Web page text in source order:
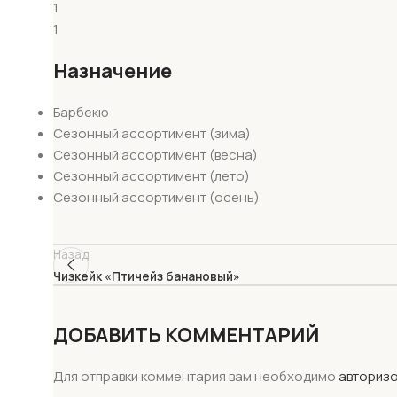
1
1
Назначение
Барбекю
Сезонный ассортимент (зима)
Сезонный ассортимент (весна)
Сезонный ассортимент (лето)
Сезонный ассортимент (осень)
Назад
Чизкейк «Птичейз банановый»
ДОБАВИТЬ КОММЕНТАРИЙ
Для отправки комментария вам необходимо